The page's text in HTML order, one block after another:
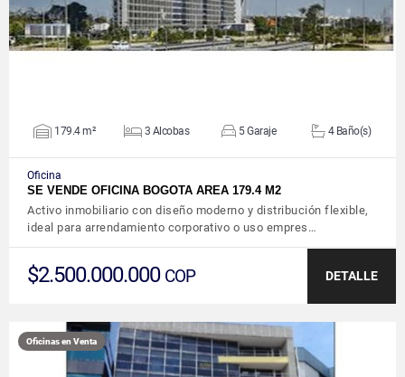
179.4 m² 3 Alcobas 5 Garaje 4 Baño(s)
Oficina
SE VENDE OFICINA BOGOTA AREA 179.4 M2
Activo inmobiliario con diseño moderno y distribución flexible,
ideal para arrendamiento corporativo o uso empres…
$2.500.000.000 COP DETALLE
Oficinas en Venta